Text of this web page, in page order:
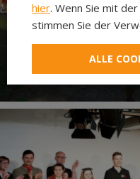
Neuer
Laudato si’
hier. Wenn Sie mit
stimmen Sie der
ALLE